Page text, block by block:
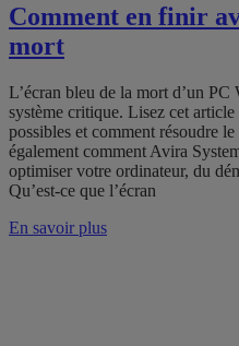
Comment en finir
mort
L’écran bleu de la mort d’un
système critique. Lisez cet
possibles et comment résoudre
également comment Avira
optimiser votre ordinateur, du
Qu’est-ce que l’écran
En savoir plus